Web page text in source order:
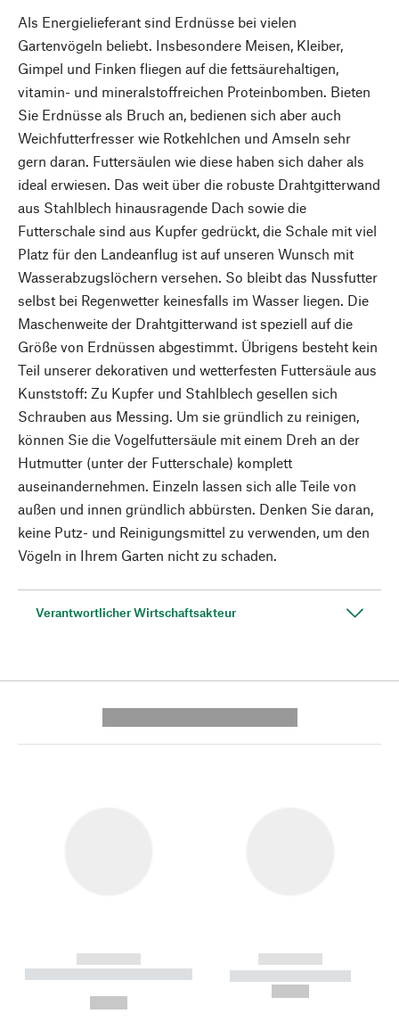
Als Energielieferant sind Erdnüsse bei vielen
Gartenvögeln beliebt. Insbesondere Meisen, Kleiber,
Gimpel und Finken fliegen auf die fettsäurehaltigen,
vitamin- und mineralstoffreichen Proteinbomben. Bieten
Sie Erdnüsse als Bruch an, bedienen sich aber auch
Weichfutterfresser wie Rotkehlchen und Amseln sehr
gern daran. Futtersäulen wie diese haben sich daher als
ideal erwiesen. Das weit über die robuste Drahtgitterwand
aus Stahlblech hinausragende Dach sowie die
Futterschale sind aus Kupfer gedrückt, die Schale mit viel
Platz für den Landeanflug ist auf unseren Wunsch mit
Wasserabzugslöchern versehen. So bleibt das Nussfutter
selbst bei Regenwetter keinesfalls im Wasser liegen. Die
Maschenweite der Drahtgitterwand ist speziell auf die
Größe von Erdnüssen abgestimmt. Übrigens besteht kein
Teil unserer dekorativen und wetterfesten Futtersäule aus
Kunststoff: Zu Kupfer und Stahlblech gesellen sich
Schrauben aus Messing. Um sie gründlich zu reinigen,
können Sie die Vogelfuttersäule mit einem Dreh an der
Hutmutter (unter der Futterschale) komplett
auseinandernehmen. Einzeln lassen sich alle Teile von
außen und innen gründlich abbürsten. Denken Sie daran,
keine Putz- und Reinigungsmittel zu verwenden, um den
Vögeln in Ihrem Garten nicht zu schaden.
Verantwortlicher Wirtschaftsakteur
------------
----------- ----------- --------
------------
----------- -----------